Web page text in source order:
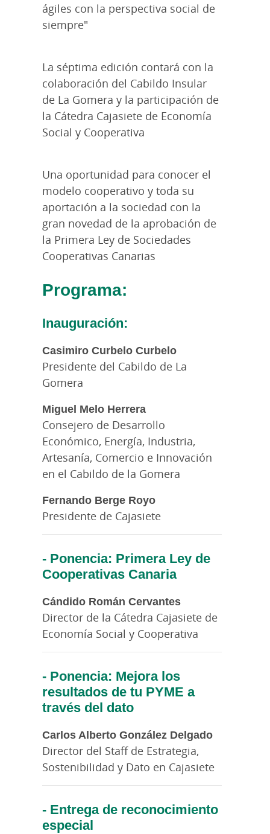
ágiles con la perspectiva social de
siempre"
La séptima edición contará con la
colaboración del Cabildo Insular
de La Gomera y la participación de
la Cátedra Cajasiete de Economía
Social y Cooperativa
Una oportunidad para conocer el
modelo cooperativo y toda su
aportación a la sociedad con la
gran novedad de la aprobación de
la Primera Ley de Sociedades
Cooperativas Canarias
Programa:
Inauguración:
Casimiro Curbelo Curbelo
Presidente del Cabildo de La
Gomera
Miguel Melo Herrera
Consejero de Desarrollo
Económico, Energía, Industria,
Artesanía, Comercio e Innovación
en el Cabildo de la Gomera
Fernando Berge Royo
Presidente de Cajasiete
- Ponencia: Primera Ley de
Cooperativas Canaria
Cándido Román Cervantes
Director de la Cátedra Cajasiete de
Economía Social y Cooperativa
- Ponencia: Mejora los
resultados de tu PYME a
través del dato
Carlos Alberto González Delgado
Director del Staff de Estrategia,
Sostenibilidad y Dato en Cajasiete
- Entrega de reconocimiento
especial